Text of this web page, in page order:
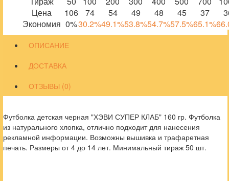
Цена
106 74 54 49 48 45 37
Экономия 0%30.2%49.1%53.8%54.7%57.5%65.1%
ОПИСАНИЕ
ДОСТАВКА
ОТЗЫВЫ (0)
Футболка детская черная "ХЭВИ СУПЕР КЛАБ" 160 гр. Футболка
из натурального хлопка, отлично подходит для нанесения
рекламной информации. Возможны вышивка и трафаретная
печать. Размеры от 4 до 14 лет. Минимальный тираж 50 шт.